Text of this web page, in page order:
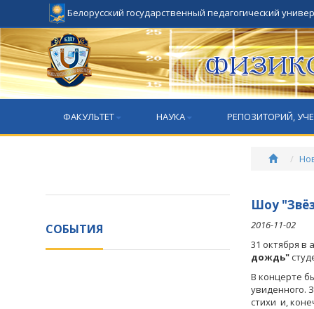
Белорусский государственный педагогический
ФАКУЛЬТЕТ НАУКА РЕПОЗИТОРИЙ,
СОБЫТИЯ
Шоу
2016-11-02
31 октября в
дождь"
В концерте
увиденного.
стихи и,